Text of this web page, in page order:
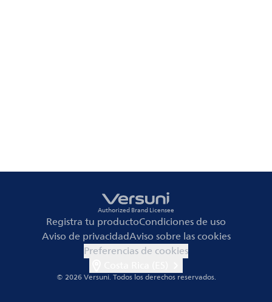
Authorized Brand Licensee
Registra tu productoCondiciones de uso
Aviso de privacidadAviso sobre las cookies
Preferencias de cookies
© 2026 Versuni.Todos los derechos reservados.